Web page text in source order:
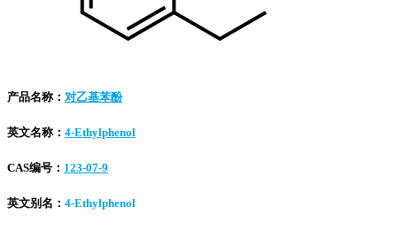
产品名称： 对乙基苯酚
英文名称： 4-Ethylphenol
CAS编号： 123-07-9
英文别名： 4-Ethylphenol